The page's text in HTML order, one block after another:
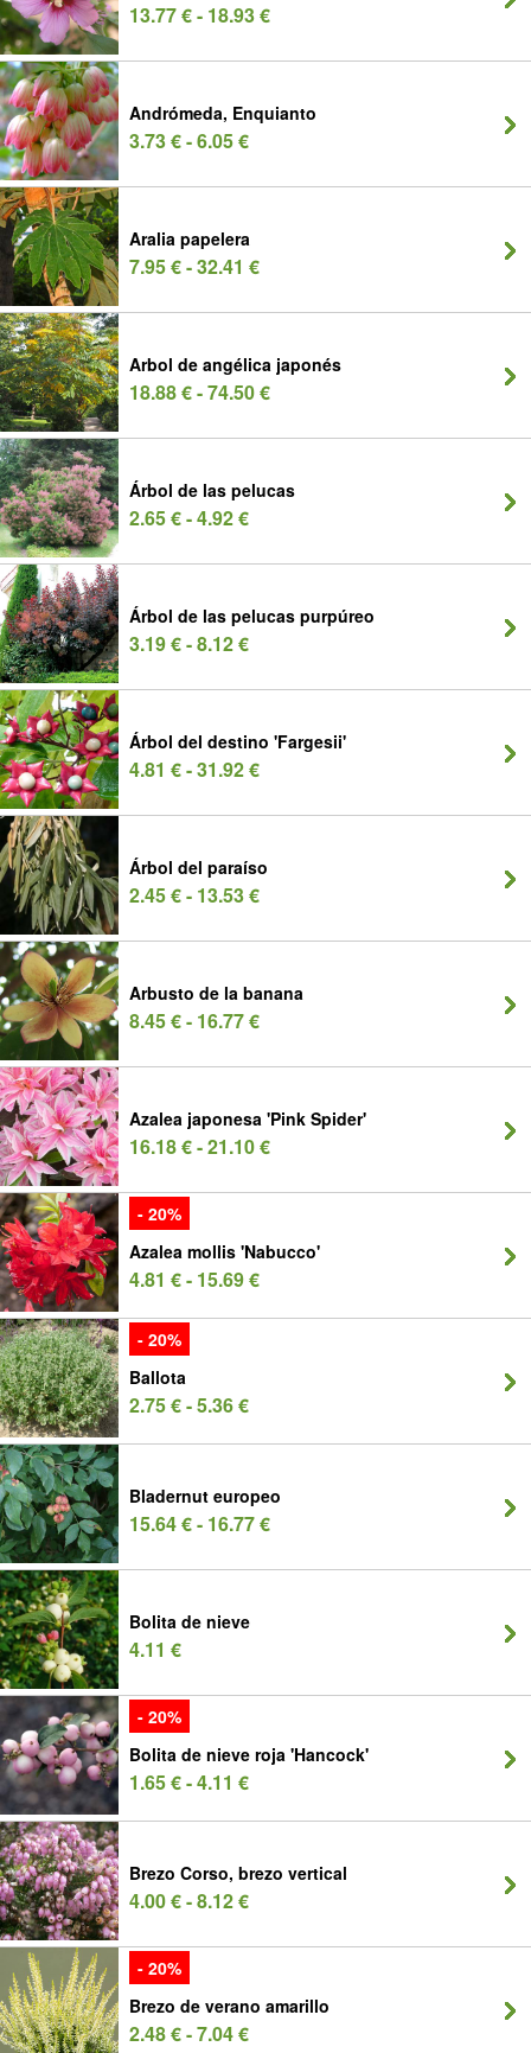
13.77 € - 18.93 €
Andrómeda, Enquianto
3.73 € - 6.05 €
Aralia papelera
7.95 € - 32.41 €
Arbol de angélica japonés
18.88 € - 74.50 €
Árbol de las pelucas
2.65 € - 4.92 €
Árbol de las pelucas purpúreo
3.19 € - 8.12 €
Árbol del destino 'Fargesii'
4.81 € - 31.92 €
Árbol del paraíso
2.45 € - 13.53 €
Arbusto de la banana
8.45 € - 16.77 €
Azalea japonesa 'Pink Spider'
16.18 € - 21.10 €
- 20%
Azalea mollis 'Nabucco'
4.81 € - 15.69 €
- 20%
Ballota
2.75 € - 5.36 €
Bladernut europeo
15.64 € - 16.77 €
Bolita de nieve
4.11 €
- 20%
Bolita de nieve roja 'Hancock'
1.65 € - 4.11 €
Brezo Corso, brezo vertical
4.00 € - 8.12 €
- 20%
Brezo de verano amarillo
2.48 € - 7.04 €